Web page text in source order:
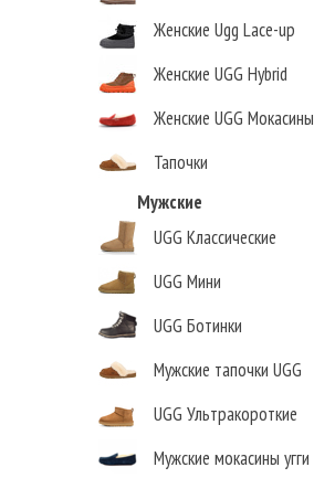
Женские Ugg Lace-up
Женские UGG Hybrid
Женские UGG Мокасины
Тапочки
Мужские
UGG Классические
UGG Мини
UGG Ботинки
Мужские тапочки UGG
UGG Ультракороткие
Мужские мокасины угги